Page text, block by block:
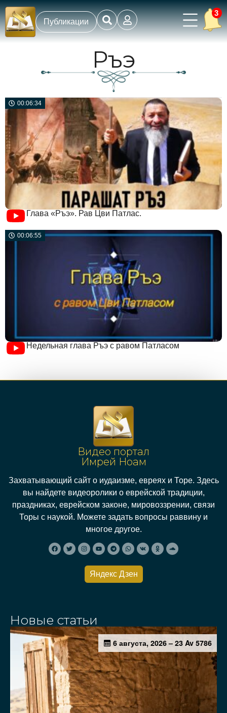
Публикации
3
Ръэ
00:06:34
Глава «Ръэ». Рав Цви Патлас.
00:06:55
Недельная глава Ръэ с равом Патласом
Видео портал
Имрей Ноам
Захватывающий сайт о иудаизме, евреях и Торе. Здесь
вы найдете видеоролики о еврейской традиции,
праздниках, еврейском законе, мировоззрении, связи
Торы с наукой. Можете задать вопросы раввину и
многое другое.
Яндекс Дзен
Новые статьи